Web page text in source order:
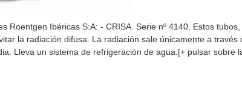
Roentgen Ibéricas S:A: - CRISA. Serie nº 4140. Estos
la radiación difusa. La radiación sale únicamente a través
Lleva un sistema de refrigeración de agua.[+ pulsar sobre